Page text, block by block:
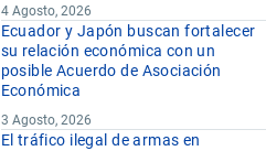
4 Agosto, 2026
Ecuador y Japón buscan fortalecer
su relación económica con un
posible Acuerdo de Asociación
Económica
3 Agosto, 2026
El tráfico ilegal de armas en